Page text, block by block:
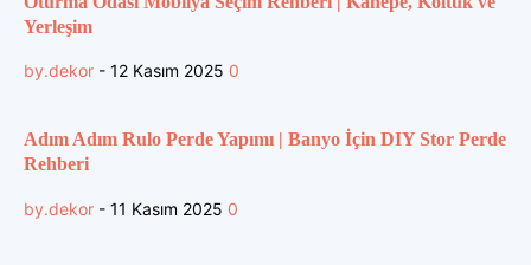
Yerleşim
by.dekor - 12 Kasım 2025 0
Adım Adım Rulo Perde Yapımı | Banyo İçin DIY Stor Perde
Rehberi
by.dekor - 11 Kasım 2025 0